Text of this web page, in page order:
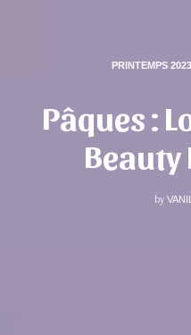
PRINTEMPS 2023
Pâques :
Beauty
by